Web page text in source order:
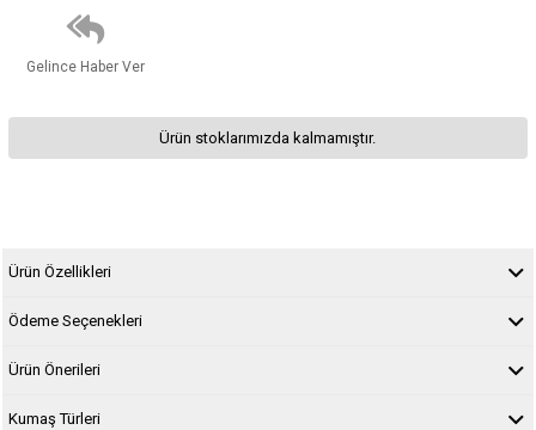
Gelince Haber Ver
Ürün stoklarımızda kalmamıştır.
Ürün Özellikleri
Ödeme Seçenekleri
Ürün Önerileri
Kumaş Türleri